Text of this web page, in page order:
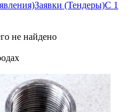
Заявки (Тендеры)С 1
не найдено